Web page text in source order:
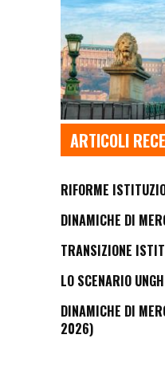
ARTICOLI
RIFORME
DINAMICHE DI
TRANSIZIONE
LO SCENARIO
DINAMICHE DI
2026)